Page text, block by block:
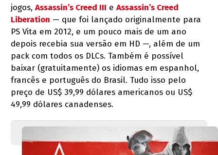
jogos,Assassin’s Creed III eAssassin’s Creed
Liberation — que foi lançado originalmente para
PS Vita em 2012, e um pouco mais de um ano
depois recebia sua versão em HD —, além de um
pack com todos os DLCs. Também é possível
baixar (gratuitamente) os idiomas em espanhol,
francês e português do Brasil. Tudo isso pelo
preço de US$ 39,99 dólares americanos ou US$
49,99 dólares canadenses.